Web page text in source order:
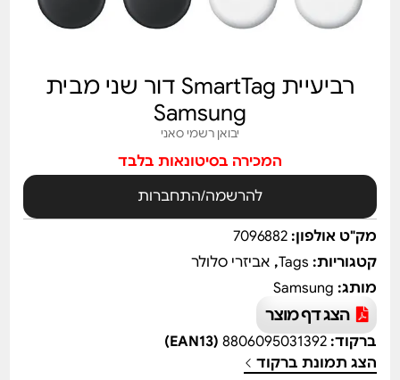
רביעיית SmartTag דור שני מבית
Samsung
יבואן רשמי סאני
המכירה בסיטונאות בלבד
להרשמה/התחברות
מק"ט אולפון:7096882
קטגוריות: Tags
, אביזרי סלולר
מותג: Samsung
הצג דף מוצר
ברקוד:8806095031392
(EAN13)
הצג תמונת ברקוד